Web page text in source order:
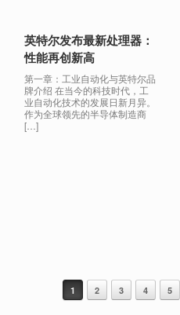
英特尔发布最新处理器：
性能再创新高
第一章：工业自动化与英特尔品
牌介绍 在当今的科技时代，工
业自动化技术的发展日新月异。
作为全球领先的半导体制造商
[…]
1 2 3 4 5